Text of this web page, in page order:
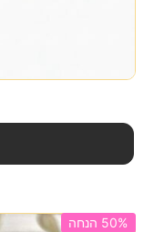
50% הנחה